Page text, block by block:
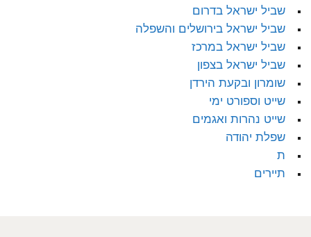
שביל ישראל בדרום
שביל ישראל בירושלים והשפלה
שביל ישראל במרכז
שביל ישראל בצפון
שומרון ובקעת הירדן
שייט וספורט ימי
שייט נהרות ואגמים
שפלת יהודה
ת
תיירים